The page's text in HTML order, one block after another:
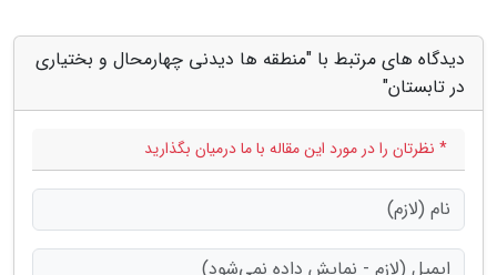
دیدگاه های مرتبط با "منطقه ها دیدنی چهارمحال و بختیاری
در تابستان"
* نظرتان را در مورد این مقاله با ما درمیان بگذارید